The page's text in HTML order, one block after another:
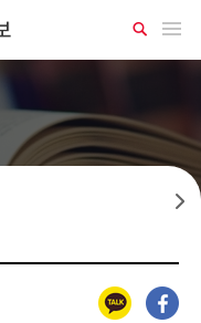
메뉴 열기
상
세
김기림
카카오톡 페이스북